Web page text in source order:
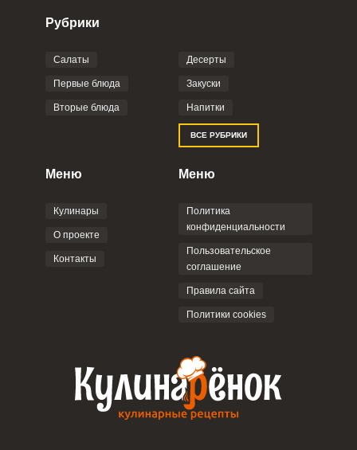
Фото до 4 шт, до 5 mb
Отправляя эту форму, вы соглашаетесь с
Политикой
Пользовательским
соглашением
Рубрики
Салаты
Первые блюда
Вторые блюда
Десерты
Закуски
Напитки
ВСЕ РУБРИКИ
Меню
Кулинары
О проекте
Контакты
Меню
Политика
конфиденциальности
Пользовательское
соглашение
Правила сайта
Политики cookies